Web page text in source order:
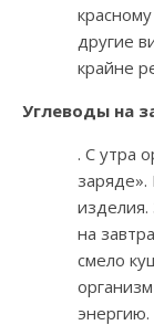
другие
крайне
Углеводы на
. С утра
на
смело
энергию.